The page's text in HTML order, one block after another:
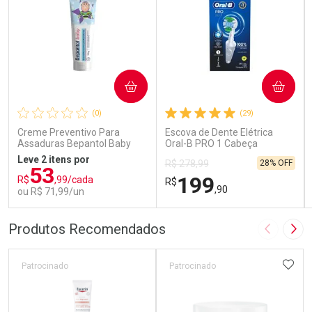
(0)
Creme Preventivo Para
Assaduras Bepantol Baby
Toy Story Personagens
Sortidos 120g
Leve 2 itens por
R$53,99/cada
ou R$ 71,99/un
COMPRAR
FECHAR
FECHAR
Por Menos
(29)
Escova de Dente Elétrica
Oral-B PRO 1 Cabeça
Redonda Recarregável 1
Unidade
R$ 278,99
R$199,90
28% OFF
COMPRAR
Por Menos
Produtos Recomendados Imagem
Patrocinado Patrocinado